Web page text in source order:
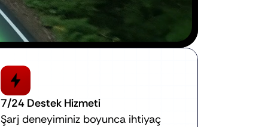
7/24 Destek Hizmeti
Şarj deneyiminiz boyunca ihtiyaç